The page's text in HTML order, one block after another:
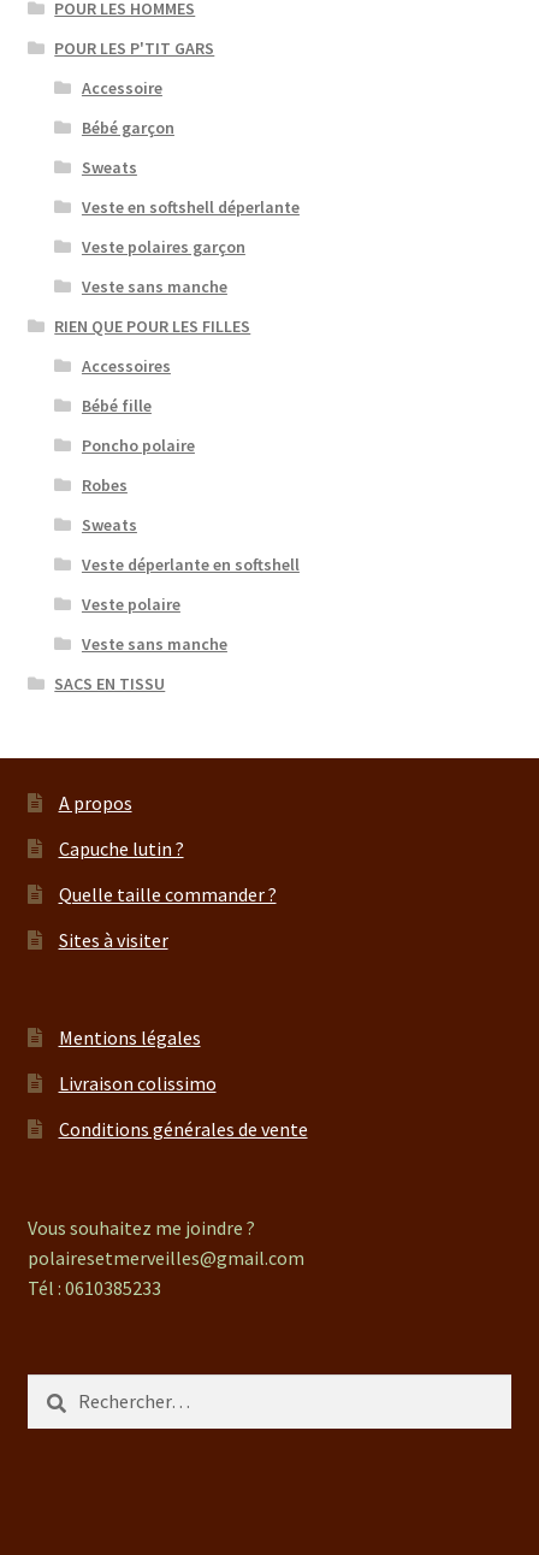
POUR LES HOMMES
POUR LES P'TIT GARS
Accessoire
Bébé garçon
Sweats
Veste en softshell déperlante
Veste polaires garçon
Veste sans manche
RIEN QUE POUR LES FILLES
Accessoires
Bébé fille
Poncho polaire
Robes
Sweats
Veste déperlante en softshell
Veste polaire
Veste sans manche
SACS EN TISSU
A propos
Capuche lutin ?
Quelle taille commander ?
Sites à visiter
Mentions légales
Livraison colissimo
Conditions générales de vente
Vous souhaitez me joindre ?
polairesetmerveilles@gmail.com
Tél : 0610385233
Rechercher :